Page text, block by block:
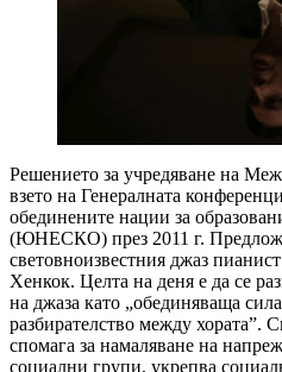
Решението за учредяване на
взето на Генералната
обединените нации за
(ЮНЕСКО) през 2011 г.
световноизвестния джаз
Хенкок. Целта на деня е да се
на джаза като „обединяваща
разбирателство между
спомага за намаляване на
социални групи, укрепва